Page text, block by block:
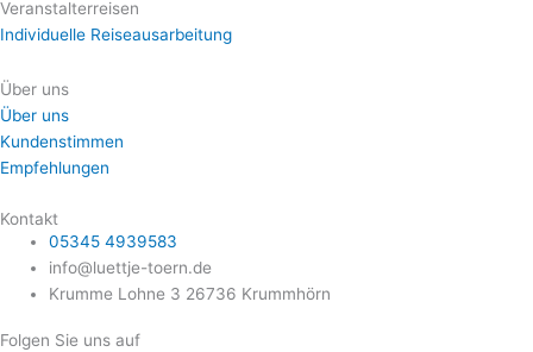
Veranstalterreisen
Individuelle Reiseausarbeitung
Über uns
Über uns
Kundenstimmen
Empfehlungen
Kontakt
05345 4939583
info@luettje-toern.de
Krumme Lohne 3 26736 Krummhörn
Folgen Sie uns auf